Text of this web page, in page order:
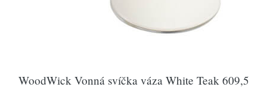
WoodWick Vonná svíčka váza White Teak 609,5